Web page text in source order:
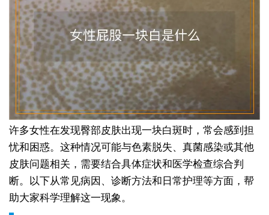
许多女性在发现臀部皮肤出现一块白斑时，常会感到担
忧和困惑。这种情况可能与色素脱失、真菌感染或其他
皮肤问题相关，需要结合具体症状和医学检查综合判
断。以下从常见病因、诊断方法和日常护理等方面，帮
助大家科学理解这一现象。